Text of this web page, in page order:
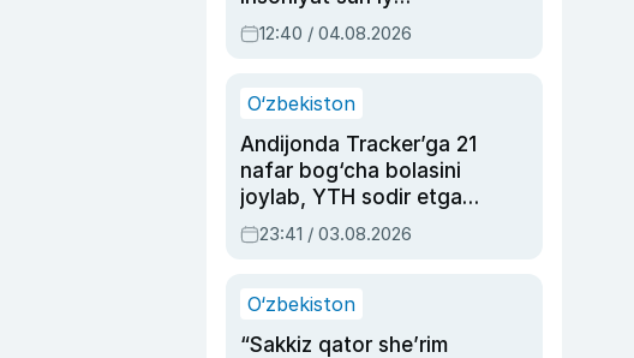
intellektni boshqara
olmay qolishidan xavotir
12:40 / 04.08.2026
O‘zbekiston
Andijonda Tracker’ga 21
nafar bog‘cha bolasini
joylab, YTH sodir etgan
ayolga sud hukmi o‘qildi
23:41 / 03.08.2026
O‘zbekiston
“Sakkiz qator she’rim